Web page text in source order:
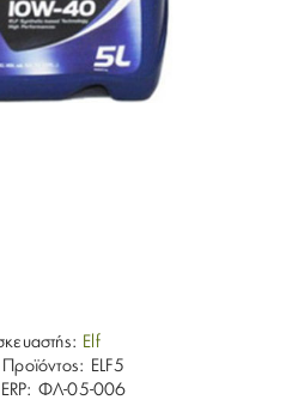
Elf
ELF5
ΦΛ-05-006